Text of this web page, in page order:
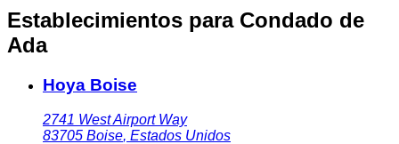
Establecimientos para Condado de
Ada
Hoya Boise
2741 West Airport Way
83705 Boise, Estados Unidos